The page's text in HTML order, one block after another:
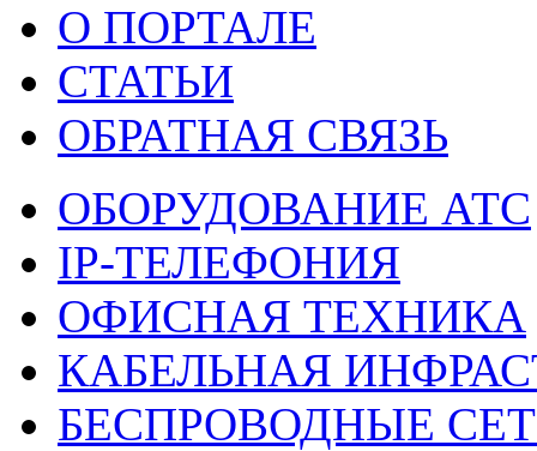
О ПОРТАЛЕ
СТАТЬИ
ОБРАТНАЯ СВЯЗЬ
ОБОРУДОВАНИЕ АТС
IP-ТЕЛЕФОНИЯ
ОФИСНАЯ ТЕХНИКА
КАБЕЛЬНАЯ
БЕСПРОВОДНЫЕ